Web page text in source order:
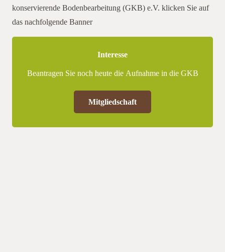
konservierende Bodenbearbeitung (GKB) e.V. klicken Sie auf
das nachfolgende Banner
Interesse
Beantragen Sie noch heute die Aufnahme in die GKB
Mitgliedschaft